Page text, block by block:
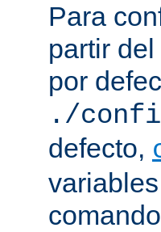
Para
partir
por
./
defecto,